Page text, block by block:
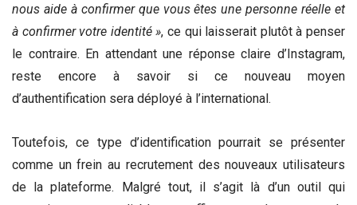
nous aide à confirmer que vous êtes une personne réelle et
à confirmer votre identité », ce qui laisserait plutôt à penser
le contraire. En attendant une réponse claire d’Instagram,
reste encore à savoir si ce nouveau moyen
d’authentification sera déployé à l’international.
Toutefois, ce type d’identification pourrait se présenter
comme un frein au recrutement des nouveaux utilisateurs
de la plateforme. Malgré tout, il s’agit là d’un outil qui